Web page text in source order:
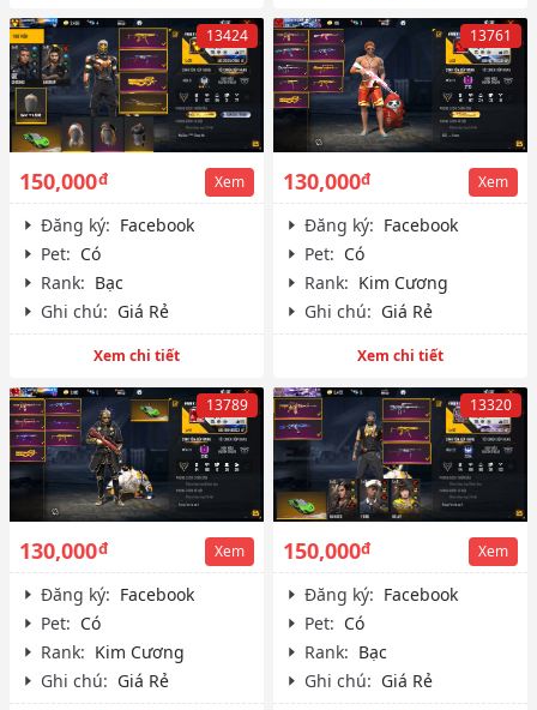
13424
150,000đ Xem
Đăng ký: Facebook
Pet: Có
Rank: Bạc
Ghi chú: Giá Rẻ
Xem chi tiết
13761
130,000đ Xem
Đăng ký: Facebook
Pet: Có
Rank: Kim Cương
Ghi chú: Giá Rẻ
Xem chi tiết
13789
130,000đ Xem
Đăng ký: Facebook
Pet: Có
Rank: Kim Cương
Ghi chú: Giá Rẻ
13320
150,000đ Xem
Đăng ký: Facebook
Pet: Có
Rank: Bạc
Ghi chú: Giá Rẻ